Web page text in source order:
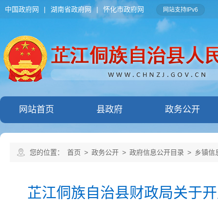
中国政府网 | 湖南省政府网 | 怀化市政府网 网站支持IPv6
网站首页 县政府 政务公开
您的位置： 首页 > 政务公开 > 政府信息公开目录 > 乡镇信
芷江侗族自治县财政局关于